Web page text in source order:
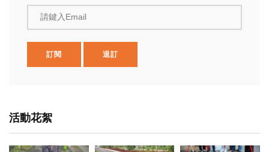
請鍵入Email
訂閱 退訂
活動花絮